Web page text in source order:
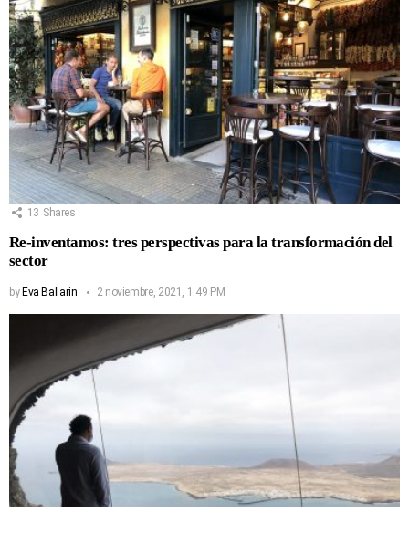
13 Shares
Re-inventamos: tres perspectivas para la transformación del
sector
byEva Ballarin 2 noviembre, 2021, 1:49 PM